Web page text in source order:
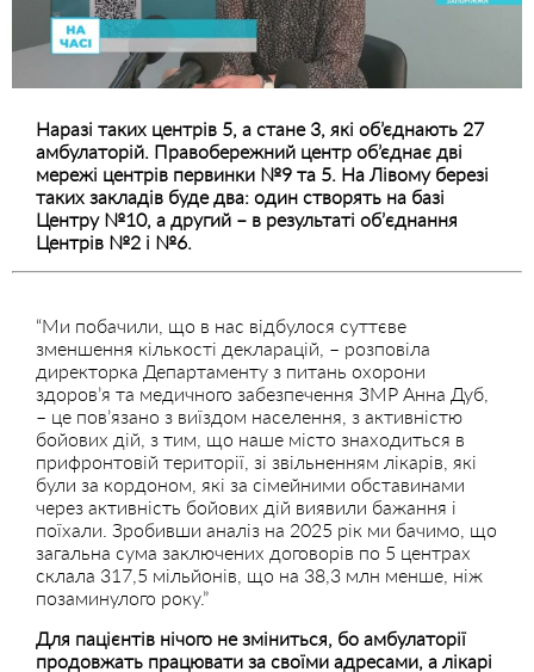
Наразі таких центрів 5, а стане 3, які об’єднають 27
амбулаторій. Правобережний центр об’єднає дві
мережі центрів первинки №9 та 5. На Лівому березі
таких закладів буде два: один створять на базі
Центру №10, а другий – в результаті обʼєднання
Центрів №2 і №6.
“Ми побачили, що в нас відбулося суттєве
зменшення кількості декларацій, – розповіла
директорка Департаменту з питань охорони
здоров’я та медичного забезпечення ЗМР Анна Дуб,
– це пов’язано з виїздом населення, з активністю
бойових дій, з тим, що наше місто знаходиться в
прифронтовій території, зі звільненням лікарів, які
були за кордоном, які за сімейними обставинами
через активність бойових дій виявили бажання і
поїхали. Зробивши аналіз на 2025 рік ми бачимо, що
загальна сума заключених договорів по 5 центрах
склала 317,5 мільйонів, що на 38,3 млн менше, ніж
позаминулого року.”
Для пацієнтів нічого не зміниться, бо амбулаторії
продовжать працювати за своїми адресами, а лікарі